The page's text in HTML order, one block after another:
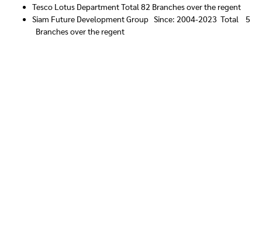
Tesco Lotus Department Total 82 Branches over the regent
Siam Future Development Group Since: 2004-2023 Total 5
Branches over the regent